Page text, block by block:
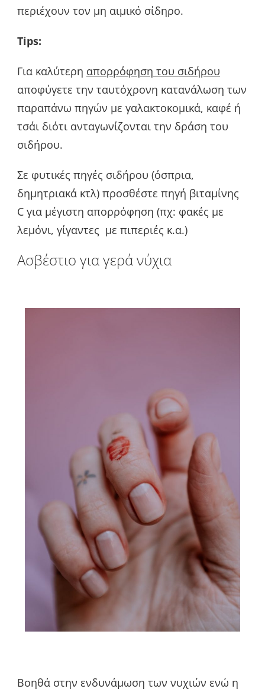
περιέχουν τον μη αιμικό σίδηρο.
Tips:
Για καλύτερη απορρόφηση του σιδήρου
αποφύγετε την ταυτόχρονη κατανάλωση των
παραπάνω πηγών με γαλακτοκομικά, καφέ ή
τσάι διότι ανταγωνίζονται την δράση του
σιδήρου.
Σε φυτικές πηγές σιδήρου (όσπρια,
δημητριακά κτλ) προσθέστε πηγή βιταμίνης
C για μέγιστη απορρόφηση (πχ: φακές με
λεμόνι, γίγαντες με πιπεριές κ.α.)
Ασβέστιο για γερά νύχια
Βοηθά στην ενδυνάμωση των νυχιών ενώ η